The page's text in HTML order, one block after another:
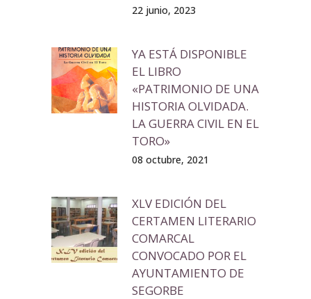
22 junio, 2023
YA ESTÁ DISPONIBLE
EL LIBRO
«PATRIMONIO DE UNA
HISTORIA OLVIDADA.
LA GUERRA CIVIL EN EL
TORO»
08 octubre, 2021
XLV EDICIÓN DEL
CERTAMEN LITERARIO
COMARCAL
CONVOCADO POR EL
AYUNTAMIENTO DE
SEGORBE